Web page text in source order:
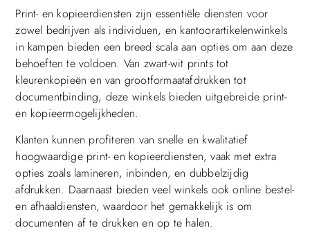
Print- en kopieerdiensten zijn essentiële diensten voor
zowel bedrijven als individuen, en kantoorartikelenwinkels
in kampen bieden een breed scala aan opties om aan deze
behoeften te voldoen. Van zwart-wit prints tot
kleurenkopieën en van grootformaatafdrukken tot
documentbinding, deze winkels bieden uitgebreide print-
en kopieermogelijkheden.
Klanten kunnen profiteren van snelle en kwalitatief
hoogwaardige print- en kopieerdiensten, vaak met extra
opties zoals lamineren, inbinden, en dubbelzijdig
afdrukken. Daarnaast bieden veel winkels ook online bestel-
en afhaaldiensten, waardoor het gemakkelijk is om
documenten af te drukken en op te halen.